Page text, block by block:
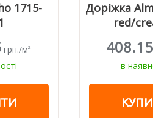
Доріжка Almira 2356
red/cream
408.15грн./м 2
в наявності
КУПИТИ